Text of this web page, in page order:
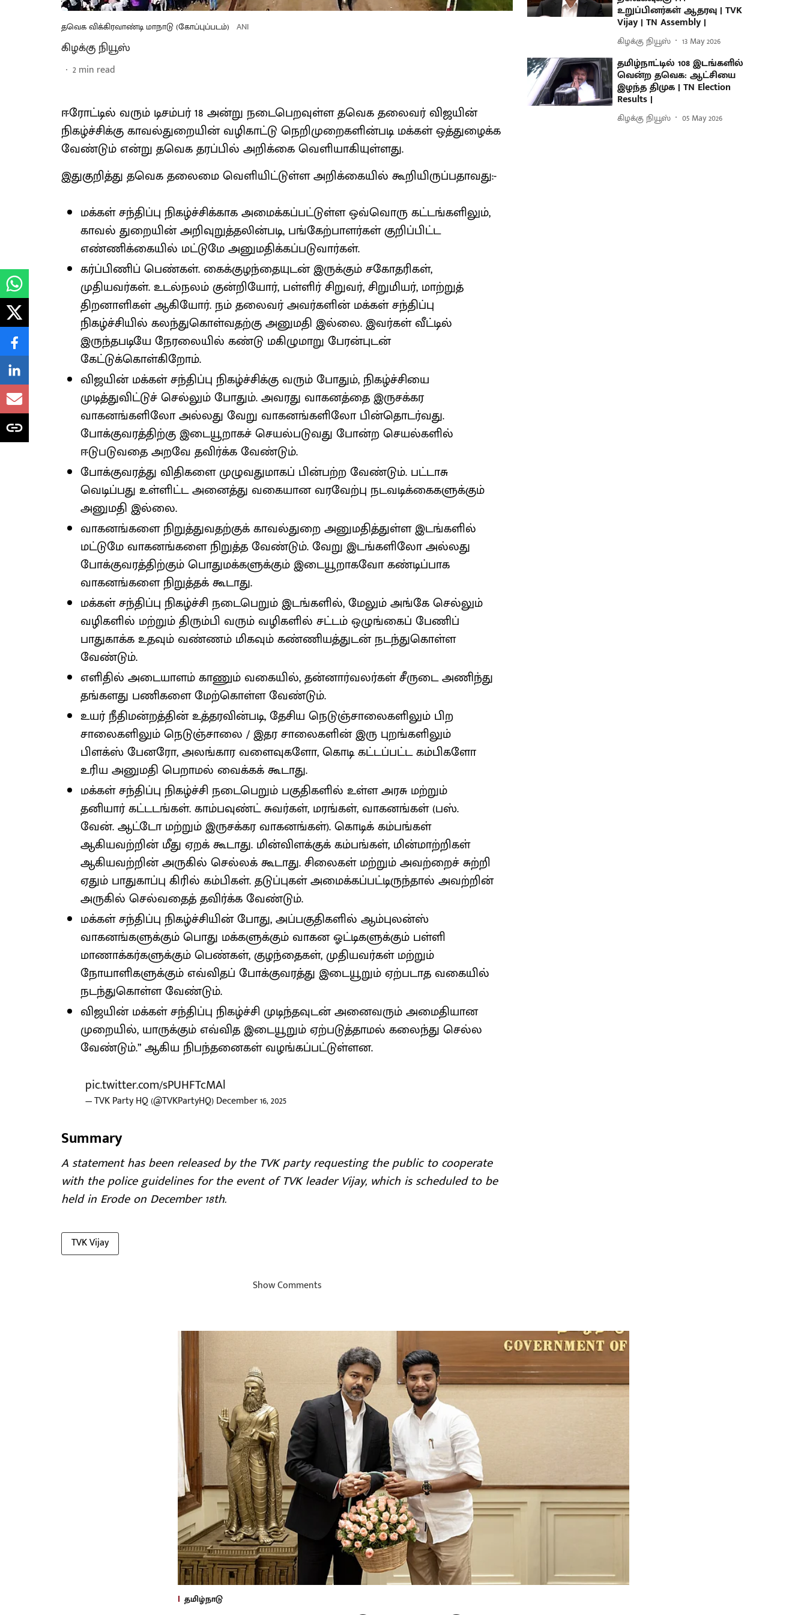
தவெக விக்கிரவாண்டி மாநாடு (கோப்புப்படம்) ANI
கிழக்கு நியூஸ்
2min read
ஈரோட்டில் வரும் டிசம்பர் 18 அன்று நடைபெறவுள்ள தவெக தலைவர் விஜயின்
நிகழ்ச்சிக்கு காவல்துறையின் வழிகாட்டு நெறிமுறைகளின்படி மக்கள் ஒத்துழைக்க
வேண்டும் என்று தவெக தரப்பில் அறிக்கை வெளியாகியுள்ளது.
இதுகுறித்து தவெக தலைமை வெளியிட்டுள்ள அறிக்கையில் கூறியிருப்பதாவது:-
மக்கள் சந்திப்பு நிகழ்ச்சிக்காக அமைக்கப்பட்டுள்ள ஒவ்வொரு கட்டங்களிலும்,
காவல் துறையின் அறிவுறுத்தலின்படி, பங்கேற்பாளர்கள் குறிப்பிட்ட
எண்ணிக்கையில் மட்டுமே அனுமதிக்கப்படுவார்கள்.
கர்ப்பிணிப் பெண்கள். கைக்குழந்தையுடன் இருக்கும் சகோதரிகள்,
முதியவர்கள். உடல்நலம் குன்றியோர், பள்ளிர் சிறுவர், சிறுமியர், மாற்றுத்
திறனாளிகள் ஆகியோர். நம் தலைவர் அவர்களின் மக்கள் சந்திப்பு
நிகழ்ச்சியில் கலந்துகொள்வதற்கு அனுமதி இல்லை. இவர்கள் வீட்டில்
இருந்தபடியே நேரலையில் கண்டு மகிழுமாறு பேரன்புடன்
கேட்டுக்கொள்கிறோம்.
விஜயின் மக்கள் சந்திப்பு நிகழ்ச்சிக்கு வரும் போதும், நிகழ்ச்சியை
முடித்துவிட்டுச் செல்லும் போதும். அவரது வாகனத்தை இருசக்கர
வாகனங்களிலோ அல்லது வேறு வாகனங்களிலோ பின்தொடர்வது.
போக்குவரத்திற்கு இடையூறாகச் செயல்படுவது போன்ற செயல்களில்
ஈடுபடுவதை அறவே தவிர்க்க வேண்டும்.
போக்குவரத்து விதிகளை முழுவதுமாகப் பின்பற்ற வேண்டும். பட்டாசு
வெடிப்பது உள்ளிட்ட அனைத்து வகையான வரவேற்பு நடவடிக்கைகளுக்கும்
அனுமதி இல்லை.
வாகனங்களை நிறுத்துவதற்குக் காவல்துறை அனுமதித்துள்ள இடங்களில்
மட்டுமே வாகனங்களை நிறுத்த வேண்டும். வேறு இடங்களிலோ அல்லது
போக்குவரத்திற்கும் பொதுமக்களுக்கும் இடையூறாகவோ கண்டிப்பாக
வாகனங்களை நிறுத்தக் கூடாது.
மக்கள் சந்திப்பு நிகழ்ச்சி நடைபெறும் இடங்களில், மேலும் அங்கே செல்லும்
வழிகளில் மற்றும் திரும்பி வரும் வழிகளில் சட்டம் ஒழுங்கைப் பேணிப்
பாதுகாக்க உதவும் வண்ணம் மிகவும் கண்ணியத்துடன் நடந்துகொள்ள
வேண்டும்.
எளிதில் அடையாளம் காணும் வகையில், தன்னார்வலர்கள் சீருடை அணிந்து
தங்களது பணிகளை மேற்கொள்ள வேண்டும்.
உயர் நீதிமன்றத்தின் உத்தரவின்படி, தேசிய நெடுஞ்சாலைகளிலும் பிற
சாலைகளிலும் நெடுஞ்சாலை / இதர சாலைகளின் இரு புறங்களிலும்
பிளக்ஸ் பேனரோ, அலங்கார வளைவுகளோ, கொடி கட்டப்பட்ட கம்பிகளோ
உரிய அனுமதி பெறாமல் வைக்கக் கூடாது.
மக்கள் சந்திப்பு நிகழ்ச்சி நடைபெறும் பகுதிகளில் உள்ள அரசு மற்றும்
தனியார் கட்டடங்கள். காம்பவுண்ட் சுவர்கள், மரங்கள், வாகனங்கள் (பஸ்.
வேன். ஆட்டோ மற்றும் இருசக்கர வாகனங்கள்). கொடிக் கம்பங்கள்
ஆகியவற்றின் மீது ஏறக் கூடாது. மின்விளக்குக் கம்பங்கள், மின்மாற்றிகள்
ஆகியவற்றின் அருகில் செல்லக் கூடாது. சிலைகள் மற்றும் அவற்றைச் சுற்றி
ஏதும் பாதுகாப்பு கிரில் கம்பிகள். தடுப்புகள் அமைக்கப்பட்டிருந்தால் அவற்றின்
அருகில் செல்வதைத் தவிர்க்க வேண்டும்.
மக்கள் சந்திப்பு நிகழ்ச்சியின் போது, அப்பகுதிகளில் ஆம்புலன்ஸ்
வாகனங்களுக்கும் பொது மக்களுக்கும் வாகன ஓட்டிகளுக்கும் பள்ளி
மாணாக்கர்களுக்கும் பெண்கள், குழந்தைகள், முதியவர்கள் மற்றும்
நோயாளிகளுக்கும் எவ்விதப் போக்குவரத்து இடையூறும் ஏற்படாத வகையில்
நடந்துகொள்ள வேண்டும்.
விஜயின் மக்கள் சந்திப்பு நிகழ்ச்சி முடிந்தவுடன் அனைவரும் அமைதியான
முறையில், யாருக்கும் எவ்வித இடையூறும் ஏற்படுத்தாமல் கலைந்து செல்ல
வேண்டும்.” ஆகிய நிபந்தனைகள் வழங்கப்பட்டுள்ளன.
pic.twitter.com/sPUHFTcMAl
— TVK Party HQ (@TVKPartyHQ)December 16, 2025
Summary
A statement has been released by the TVK party requesting the public to cooperate
with the police guidelines for the event of TVK leader Vijay, which is scheduled to be
held in Erode on December 18th.
TVK Vijay
Show Comments
உறுப்பினர்கள் ஆதரவு | TVK
Vijay | TN Assembly |
கிழக்கு நியூஸ் 13 May 2026
தமிழ்நாட்டில் 108 இடங்களில்
வென்ற தவெக: ஆட்சியை
இழந்த திமுக | TN Election
Results |
கிழக்கு நியூஸ் 05 May 2026
தமிழ்நாடு